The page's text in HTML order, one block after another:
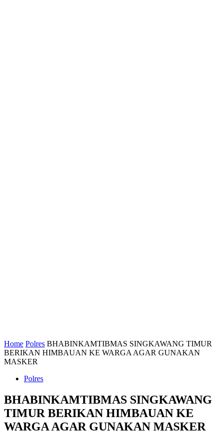
Home Polres BHABINKAMTIBMAS SINGKAWANG TIMUR
BERIKAN HIMBAUAN KE WARGA AGAR GUNAKAN
MASKER
Polres
BHABINKAMTIBMAS SINGKAWANG
TIMUR BERIKAN HIMBAUAN KE
WARGA AGAR GUNAKAN MASKER